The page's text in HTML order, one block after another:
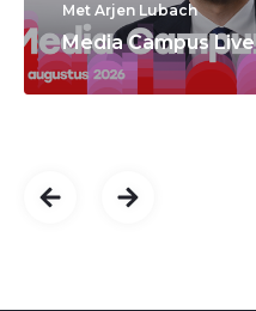
Met Arjen Lubach
Media Campus Live